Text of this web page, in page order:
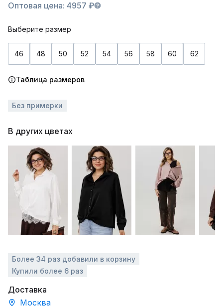
Оптовая цена: 4957 ₽
Выберите размер
46 48 50 52 54 56 58 60 62
Таблица размеров
Без примерки
В других цветах
Более 34 раз добавили в корзину
Купили более 6 раз
Доставка
Москва